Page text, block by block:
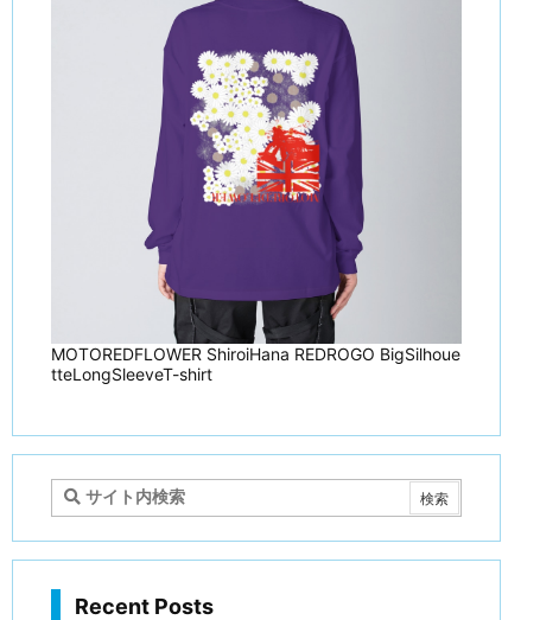
MOTOREDFLOWER ShiroiHana REDROGO BigSilhoue
tteLongSleeveT-shirt
Recent Posts